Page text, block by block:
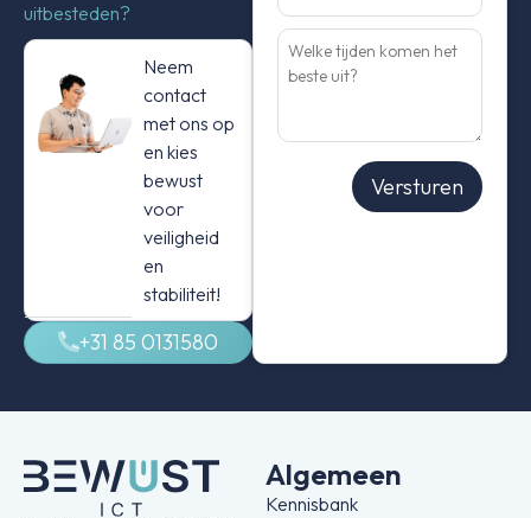
uitbesteden?
Neem
contact
met ons op
en kies
bewust
voor
veiligheid
en
stabiliteit!
+31 85 0131580
Welke
tijden
het
Versturen
Algemeen
Kennisbank